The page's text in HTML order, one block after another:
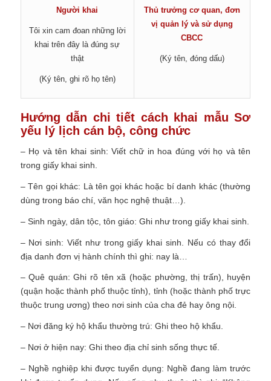
Người khai
Tôi xin cam đoan những lời
khai trên đây là đúng sự
thật
(Ký tên, ghi rõ họ tên)
Thủ trưởng cơ quan, đơn
vị quản lý và sử dụng
CBCC
(Ký tên, đóng dấu)
Hướng dẫn chi tiết cách khai mẫu Sơ
yếu lý lịch cán bộ, công chức
– Họ và tên khai sinh: Viết chữ in hoa đúng với họ và tên
trong giấy khai sinh.
– Tên gọi khác: Là tên gọi khác hoặc bí danh khác (thường
dùng trong báo chí, văn học nghệ thuật…).
– Sinh ngày, dân tộc, tôn giáo: Ghi như trong giấy khai sinh.
– Nơi sinh: Viết như trong giấy khai sinh. Nếu có thay đổi
địa danh đơn vị hành chính thì ghi: nay là…
– Quê quán: Ghi rõ tên xã (hoặc phường, thị trấn), huyện
(quận hoặc thành phố thuộc tỉnh), tỉnh (hoặc thành phố trực
thuộc trung ương) theo nơi sinh của cha đẻ hay ông nội.
– Nơi đăng ký hộ khẩu thường trú: Ghi theo hộ khẩu.
– Nơi ở hiện nay: Ghi theo địa chỉ sinh sống thực tế.
– Nghề nghiệp khi được tuyển dụng: Nghề đang làm trước